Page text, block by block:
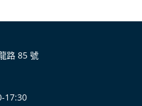
路 85 號
17:30